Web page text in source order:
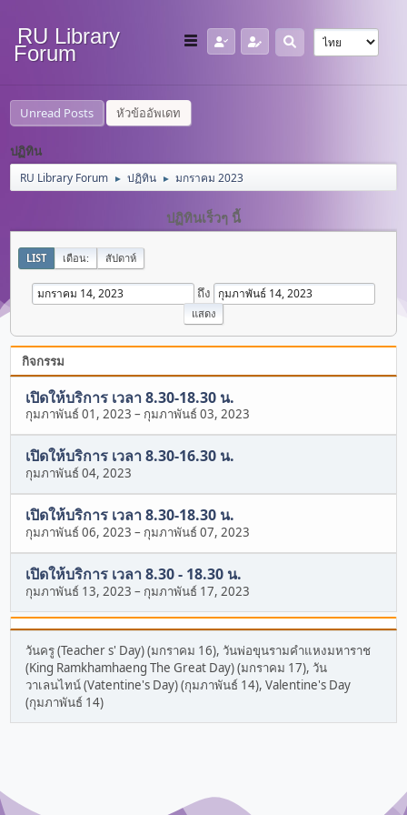
RU Library
Forum
Unread Posts หัวข้ออัพเดท
ปฏิทิน
RU Library Forum ► ปฏิทิน ► มกราคม 2023
ปฏิทินเร็วๆ นี้
LIST เดือน: สัปดาห์
ถึง
กิจกรรม
เปิดให้บริการ เวลา 8.30-18.30 น.
กุมภาพันธ์ 01, 2023 – กุมภาพันธ์ 03, 2023
เปิดให้บริการ เวลา 8.30-16.30 น.
กุมภาพันธ์ 04, 2023
เปิดให้บริการ เวลา 8.30-18.30 น.
กุมภาพันธ์ 06, 2023 – กุมภาพันธ์ 07, 2023
เปิดให้บริการ เวลา 8.30 - 18.30 น.
กุมภาพันธ์ 13, 2023 – กุมภาพันธ์ 17, 2023
วันครู (Teacher s' Day) (มกราคม 16), วันพ่อขุนรามคำแหงมหาราช
(King Ramkhamhaeng The Great Day) (มกราคม 17), วัน
วาเลนไทน์ (Vatentine's Day) (กุมภาพันธ์ 14), Valentine's Day
(กุมภาพันธ์ 14)